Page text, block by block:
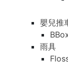
嬰兒推
雨具